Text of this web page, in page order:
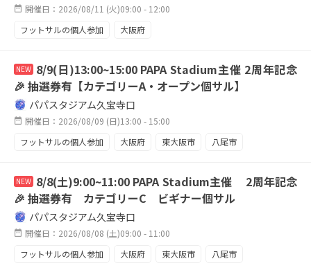
開催日：2026/08/11 (火)09:00 - 12:00
フットサルの個人参加
大阪府
NEW 8/9(日)13:00~15:00 PAPA Stadium主催 2周年記念
🎉 抽選券有【カテゴリーA・オープン個サル】
パパスタジアム久宝寺口
開催日：2026/08/09 (日)13:00 - 15:00
フットサルの個人参加
大阪府 東大阪市
八尾市
NEW 8/8(土)9:00~11:00 PAPA Stadium主催 2周年記念
🎉 抽選券有 カテゴリーC ビギナー個サル
パパスタジアム久宝寺口
開催日：2026/08/08 (土)09:00 - 11:00
フットサルの個人参加
大阪府 東大阪市
八尾市